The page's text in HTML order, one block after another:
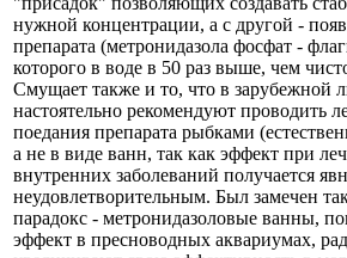
нужной концентрации, а с другой -
препарата (метронидазола фосфат -
которого в воде в 50 раз выше, чем
Смущает также и то, что в зарубежной
настоятельно рекомендуют проводить
поедания препарата рыбками
а не в виде ванн, так как эффект при
внутренних заболеваний получается
неудовлетворительным. Был замечен
парадокс - метронидазоловые ванны,
эффект в пресноводных аквариумах,